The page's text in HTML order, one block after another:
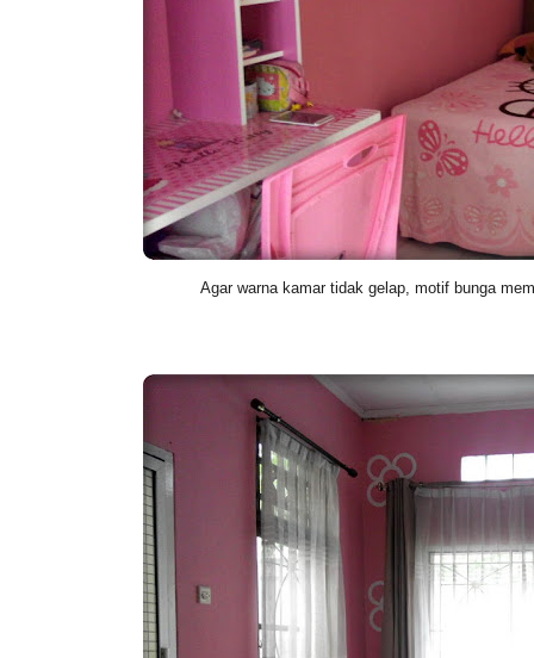
Agar warna kamar tidak gelap, motif bunga